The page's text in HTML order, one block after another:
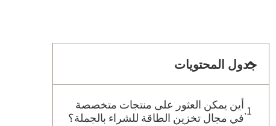
جدول المحتويات
أين يمكن العثور على منتجات متخصصة
في مجال تخزين الطاقة للشراء بالجملة؟